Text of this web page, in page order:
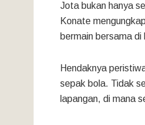
Jota bukan hanya
Konate
bermain bersama di
Hendaknya
sepak bola. Tidak
lapangan, di mana